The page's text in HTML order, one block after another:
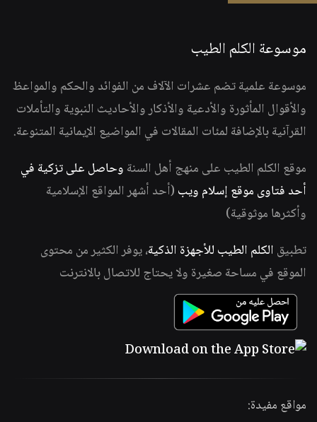
موسوعة الكلم الطيب
موسوعة علمية تضم عشرات الآلاف من الفوائد والحكم والمواعظ
والأقوال المأثورة والأدعية والأذكار والأحاديث النبوية والتأملات
القرآنية بالإضافة لمئات المقالات في المواضيع الإيمانية المتنوعة.
موقع الكلم الطيب على منهج أهل السنة وحاصل على تزكية في
أحد فتاوى موقع إسلام ويب (أحد أشهر المواقع الإسلامية
وأكثرها موثوقية)
تطبيق الكلم الطيب للأجهزة الذكية، يوفر الكثير من محتوى
الموقع في مساحة صغيرة ولا يحتاج للاتصال بالانترنت
مواقع مفيدة: